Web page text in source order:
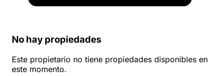
No hay propiedades
Este propietario no tiene propiedades disponibles en
este momento.